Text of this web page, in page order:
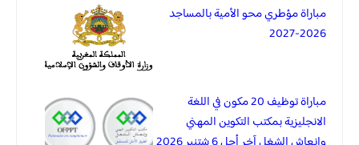
مباراة مؤطري محو الأمية بالمساجد
2026-2027
مباراة توظيف 20 مكون في اللغة
الانجليزية بمكتب التكوين المهني